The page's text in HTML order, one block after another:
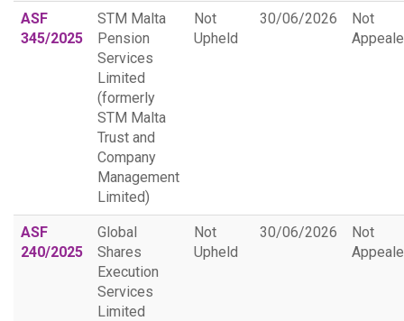
ASF
345/2025
STM Malta
Pension
Services
Limited
(formerly
STM Malta
Trust and
Company
Management
Limited)
Not
Upheld
30/06/2026
Not
ASF
240/2025
Global
Shares
Execution
Services
Limited
Not
Upheld
30/06/2026
Not